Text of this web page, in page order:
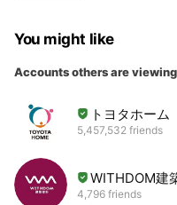
You might like
Accounts others are viewing
トヨタホーム
5,457,532 friends
WITHDOM建
4,796 friends